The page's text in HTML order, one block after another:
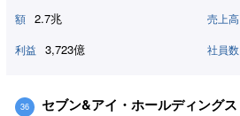
額 2.7兆 売上高
利益 3,723億 社員数
36 セブン&アイ・ホールディングス